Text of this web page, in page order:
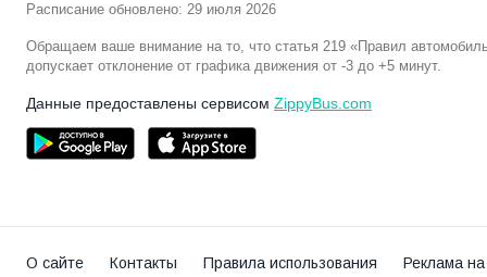
Расписание обновлено: 29 июля 2026
Обращаем ваше внимание на то, что статья 219 «Правил
допускает отклонение от графика движения от -3 до +5 минут.
Данные предоставлены сервисом ZippyBus.com
О сайте Контакты Правила использования Реклама